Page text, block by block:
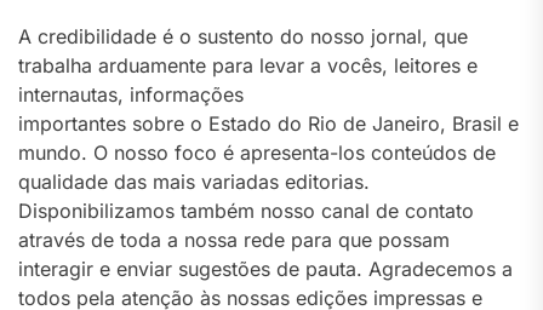
A credibilidade é o sustento do nosso jornal, que
trabalha arduamente para levar a vocês, leitores e
internautas, informações
importantes sobre o Estado do Rio de Janeiro, Brasil e
mundo. O nosso foco é apresenta-los conteúdos de
qualidade das mais variadas editorias.
Disponibilizamos também nosso canal de contato
através de toda a nossa rede para que possam
interagir e enviar sugestões de pauta. Agradecemos a
todos pela atenção às nossas edições impressas e